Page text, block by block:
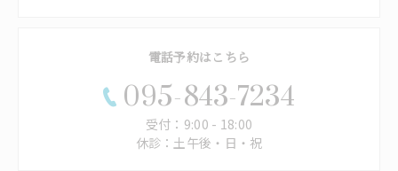
電話予約はこちら
095-843-7234
受付：9:00 - 18:00
休診：土午後・日・祝